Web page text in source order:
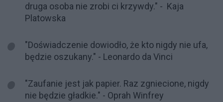
druga osoba nie zrobi ci krzywdy." - Kaja
Platowska
"Doświadczenie dowiodło, że kto nigdy nie ufa,
będzie oszukany." - Leonardo da Vinci
"Zaufanie jest jak papier. Raz zgniecione, nigdy
nie będzie gładkie." - Oprah Winfrey